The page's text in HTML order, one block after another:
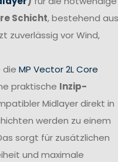
Schicht, bestehend aus
zuverlässig vor Wind,
die MP Vector 2L Core
praktische Inzip-
Midlayer direkt in
werden zu einem
sorgt für zusätzlichen
und maximale